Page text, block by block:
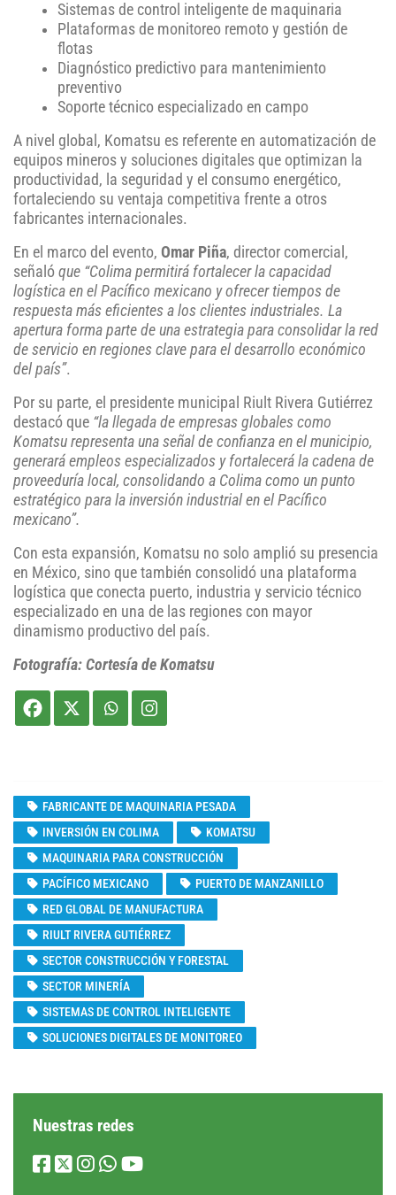
Sistemas de control inteligente de maquinaria
Plataformas de monitoreo remoto y gestión de
flotas
Diagnóstico predictivo para mantenimiento
preventivo
Soporte técnico especializado en campo
A nivel global, Komatsu es referente en automatización de
equipos mineros y soluciones digitales que optimizan la
productividad, la seguridad y el consumo energético,
fortaleciendo su ventaja competitiva frente a otros
fabricantes internacionales.
En el marco del evento, Omar Piña, director comercial,
señaló que “Colima permitirá fortalecer la capacidad
logística en el Pacífico mexicano y ofrecer tiempos de
respuesta más eficientes a los clientes industriales. La
apertura forma parte de una estrategia para consolidar la red
de servicio en regiones clave para el desarrollo económico
del país”.
Por su parte, el presidente municipal Riult Rivera Gutiérrez
destacó que “la llegada de empresas globales como
Komatsu representa una señal de confianza en el municipio,
generará empleos especializados y fortalecerá la cadena de
proveeduría local, consolidando a Colima como un punto
estratégico para la inversión industrial en el Pacífico
mexicano”.
Con esta expansión, Komatsu no solo amplió su presencia
en México, sino que también consolidó una plataforma
logística que conecta puerto, industria y servicio técnico
especializado en una de las regiones con mayor
dinamismo productivo del país.
Fotografía: Cortesía de Komatsu
FABRICANTE DE MAQUINARIA PESADA
INVERSIÓN EN COLIMA
KOMATSU
MAQUINARIA PARA CONSTRUCCIÓN
PACÍFICO MEXICANO
PUERTO DE MANZANILLO
RED GLOBAL DE MANUFACTURA
RIULT RIVERA GUTIÉRREZ
SECTOR CONSTRUCCIÓN Y FORESTAL
SECTOR MINERÍA
SISTEMAS DE CONTROL INTELIGENTE
SOLUCIONES DIGITALES DE MONITOREO
Nuestras redes